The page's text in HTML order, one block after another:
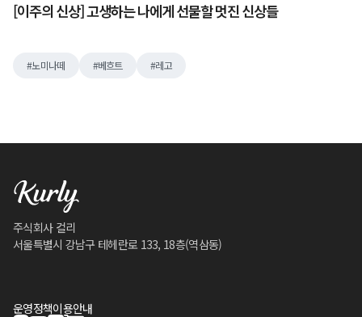
[이주의 신상] 고생하는 나에게 선물할 멋진 신상들
노미나떼 베흐트 레고
주식회사 컬리
서울특별시 강남구 테헤란로 133, 18층(역삼동)
운영정책이용안내